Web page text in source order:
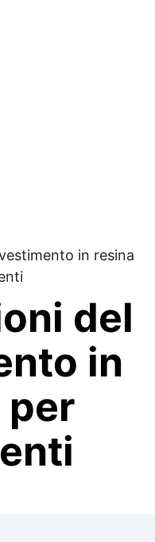
in resina
del
in
per